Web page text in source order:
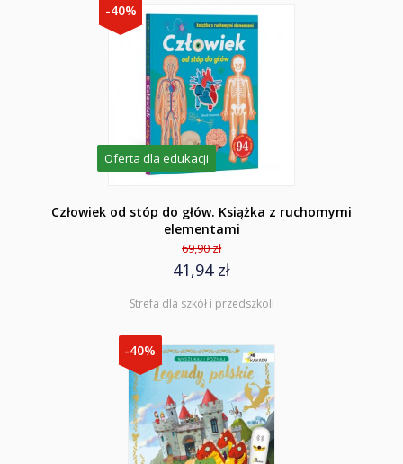
-40%
Oferta dla edukacji
Człowiek od stóp do głów. Książka z ruchomymi
elementami
69,90 zł
41,94 zł
Strefa dla szkół i przedszkoli
-40%